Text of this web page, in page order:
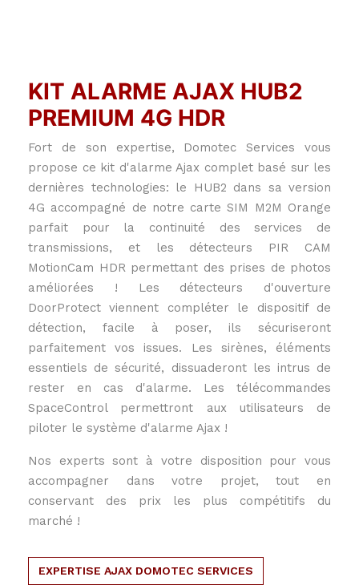
KIT ALARME AJAX HUB2
PREMIUM 4G HDR
Fort de son expertise, Domotec Services vous
propose ce kit d'alarme Ajax complet basé sur les
dernières technologies: le HUB2 dans sa version
4G accompagné de notre carte SIM M2M Orange
parfait pour la continuité des services de
transmissions, et les détecteurs PIR CAM
MotionCam HDR permettant des prises de photos
améliorées ! Les détecteurs d'ouverture
DoorProtect viennent compléter le dispositif de
détection, facile à poser, ils sécuriseront
parfaitement vos issues. Les sirènes, éléments
essentiels de sécurité, dissuaderont les intrus de
rester en cas d'alarme. Les télécommandes
SpaceControl permettront aux utilisateurs de
piloter le système d'alarme Ajax !
Nos experts sont à votre disposition pour vous
accompagner dans votre projet, tout en
conservant des prix les plus compétitifs du
marché !
EXPERTISE AJAX DOMOTEC SERVICES